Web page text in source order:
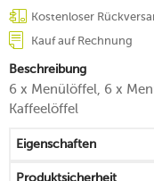
Kostenloser
Kauf auf Rechnung
Beschreibung
6 x Menülöffel, 6 x
Kaffeelöffel
Eigenschaften
Produktsicherheit